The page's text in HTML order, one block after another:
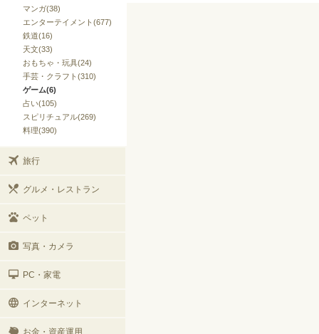
マンガ(38)
エンターテイメント(677)
鉄道(16)
天文(33)
おもちゃ・玩具(24)
手芸・クラフト(310)
ゲーム(6)
占い(105)
スピリチュアル(269)
料理(390)
旅行
グルメ・レストラン
ペット
写真・カメラ
PC・家電
インターネット
お金・資産運用